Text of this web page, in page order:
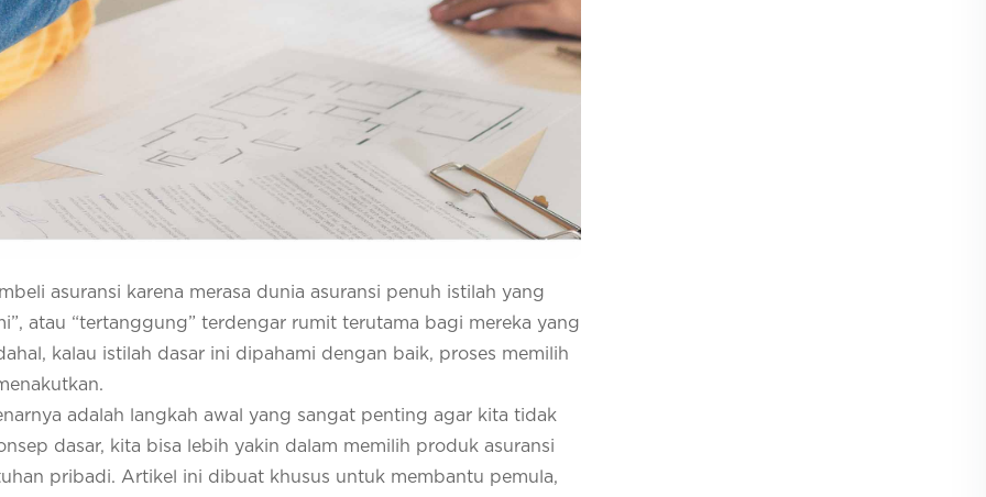
asuransi karena merasa dunia asuransi penuh istilah yang
atau “tertanggung” terdengar rumit terutama bagi mereka yang
kalau istilah dasar ini dipahami dengan baik, proses memilih
adalah langkah awal yang sangat penting agar kita tidak
dasar, kita bisa lebih yakin dalam memilih produk asuransi
pribadi. Artikel ini dibuat khusus untuk membantu pemula,